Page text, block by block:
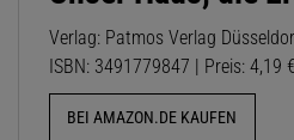
Verlag: Patmos Verlag
ISBN: 3491779847 | Preis: 4,19 €
BEI AMAZON.DE KAUFEN